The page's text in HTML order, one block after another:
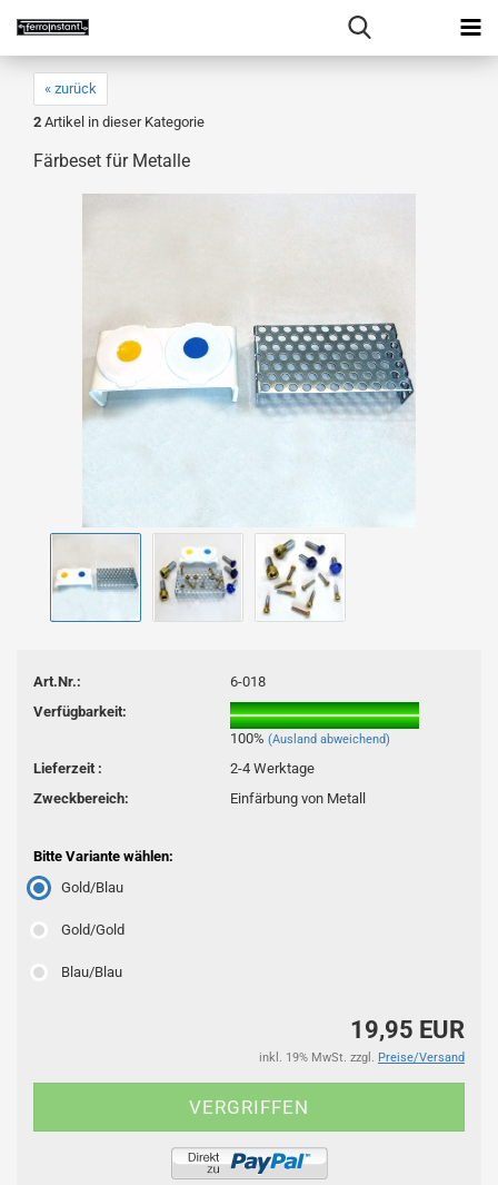
« zurück
2 Artikel in dieser Kategorie
Färbeset für Metalle
Art.Nr.:
6-018
Verfügbarkeit:
100% (Ausland abweichend)
Lieferzeit :
2-4 Werktage
Zweckbereich:
Einfärbung von Metall
Bitte Variante wählen:
Gold/Blau
Gold/Gold
Blau/Blau
19,95 EUR
inkl. 19% MwSt. zzgl. Preise/Versand